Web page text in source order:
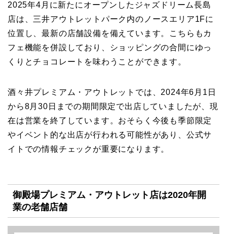
2025年4月に新たにオープンしたジャズドリーム長島
店は、三井アウトレットパーク内のノースエリア1Fに
位置し、最新の店舗設備を備えています。こちらもカ
フェ機能を併設しており、ショッピングの合間にゆっ
くりとチョコレートを味わうことができます。
酒々井プレミアム・アウトレットでは、2024年6月1日
から8月30日までの期間限定で出店していましたが、現
在は営業を終了しています。おそらく今後も季節限定
やイベント的な出店が行われる可能性があり、公式サ
イトでの情報チェックが重要になります。
御殿場プレミアム・アウトレット店は2020年開
業の老舗店舗